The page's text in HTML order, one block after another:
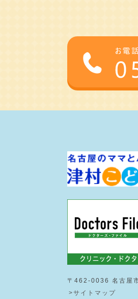
〒462-0036 名古屋
>サイトマップ